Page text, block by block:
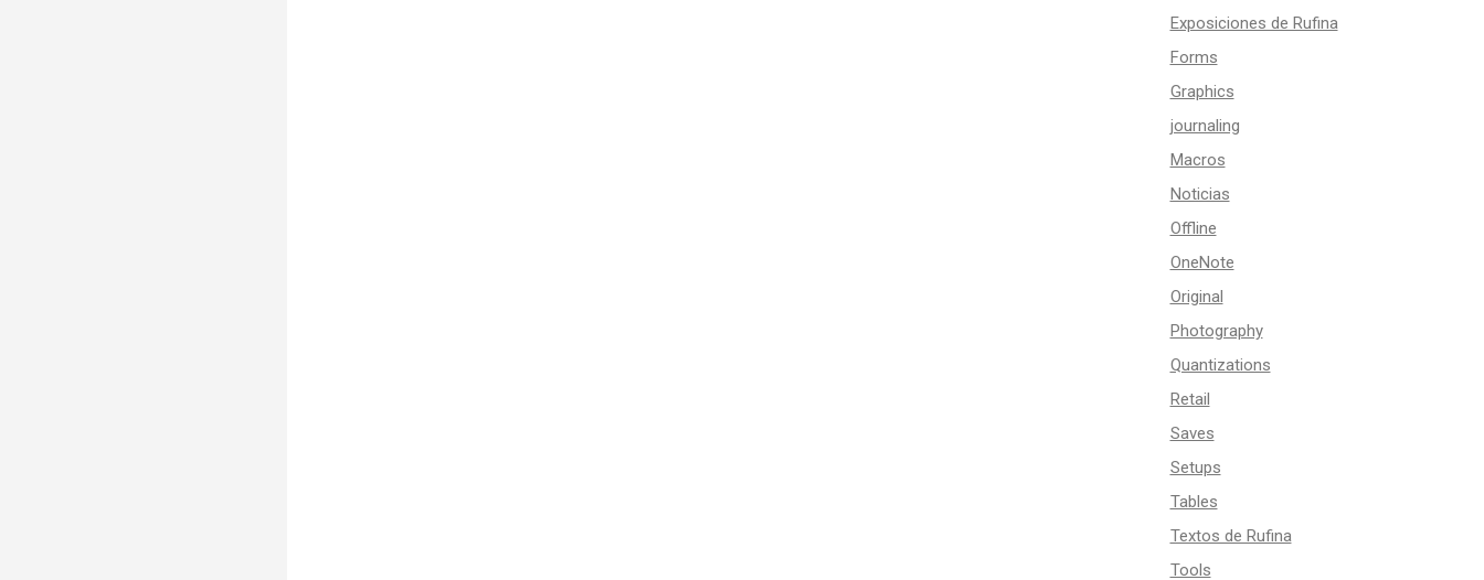
Exposiciones de Rufina
Forms
Graphics
journaling
Macros
Noticias
Offline
OneNote
Original
Photography
Quantizations
Retail
Saves
Setups
Tables
Textos de Rufina
Tools